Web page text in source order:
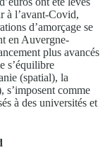
à l’avant-Covid,
d’amorçage se
en Auvergne-
plus avancés
s’équilibre
(spatial), la
comme
à des universités et